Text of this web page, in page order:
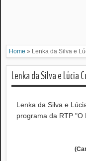
Home » Lenka da Silva e
Lenka da Silva e Lúcia
Lenka da Silva e
programa da RTP "O